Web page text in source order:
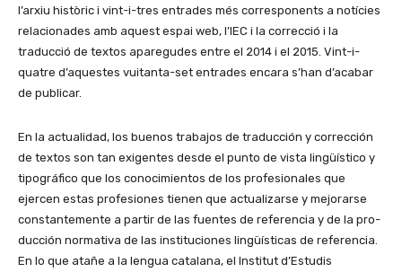
l’arxiu històric i vint-i-tres entrades més corresponents a notícies
relacionades amb aquest espai web, l’IEC i la correcció i la
traducció de textos aparegudes entre el 2014 i el 2015. Vint-i-
quatre d’aquestes vuitanta-set entrades encara s’han d’acabar
de publicar.
En la actualidad, los buenos trabajos de traducción y corrección
de textos son tan exigentes desde el punto de vista lingüístico y
tipográfico que los conocimientos de los profesionales que
ejercen estas profesiones tienen que actualizarse y mejorarse
cons­tan­te­mente a partir de las fuentes de re­fe­rencia y de la pro­
duc­ción norma­tiva de las instituciones lingüísticas de referencia.
En lo que atañe a la lengua catalana, el Institut d’Estudis